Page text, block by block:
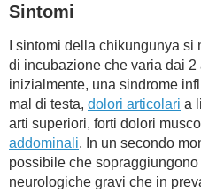
GUIDE
FORUM
Sintomi
I sintomi della chikungunya
di incubazione che varia dai
inizialmente, una sindrome
mal di testa, dolori articolari a
arti superiori, forti dolori
addominali. In un secondo
possibile che
neurologiche gravi che in